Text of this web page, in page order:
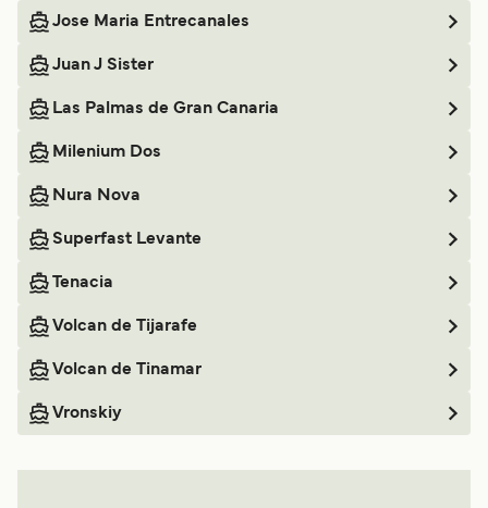
Jose Maria Entrecanales
Juan J Sister
Las Palmas de Gran Canaria
Milenium Dos
Nura Nova
Superfast Levante
Tenacia
Volcan de Tijarafe
Volcan de Tinamar
Vronskiy